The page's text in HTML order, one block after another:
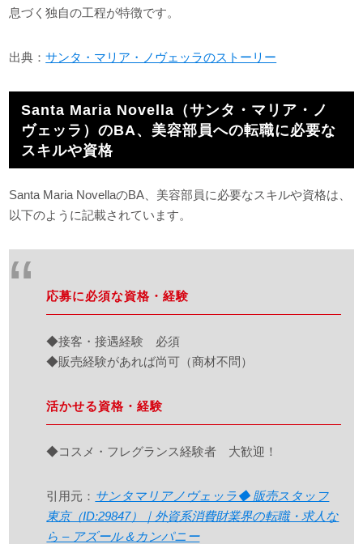
息づく独自の工程が特徴です。
出典：サンタ・マリア・ノヴェッラのストーリー
Santa Maria Novella（サンタ・マリア・ノ
ヴェッラ）のBA、美容部員への転職に必要な
スキルや資格
Santa Maria NovellaのBA、美容部員に必要なスキルや資格は、
以下のように記載されています。
応募に必須な資格・経験
◆接客・接遇経験 必須
◆販売経験があれば尚可（商材不問）
活かせる資格・経験
◆コスメ・フレグランス経験者 大歓迎！
引用元： サンタマリアノヴェッラ◆ 販売スタッフ
東京（ID:29847）｜外資系消費財業界の転職・求人な
ら – アズール＆カンパニー